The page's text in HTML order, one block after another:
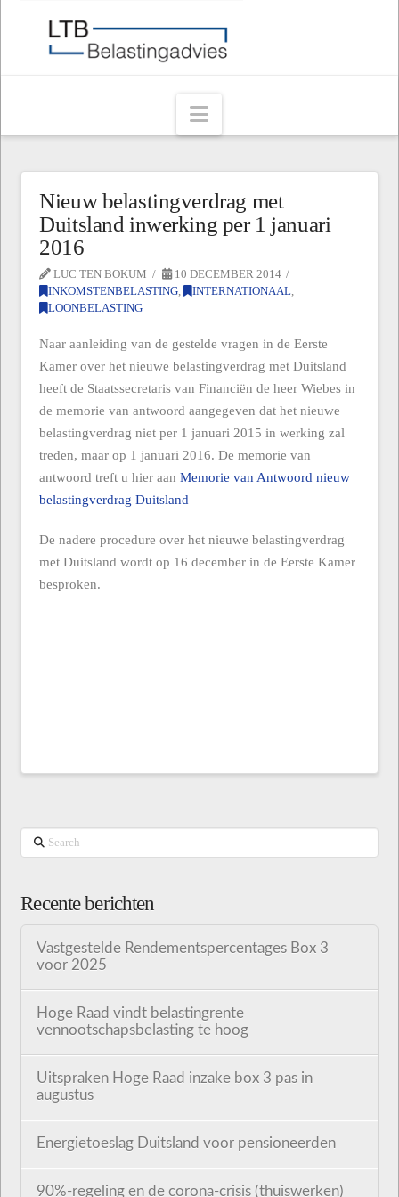
Navigation
Nieuw belastingverdrag met
Duitsland inwerking per 1 januari
2016
LUC TEN BOKUM
10 DECEMBER 2014
INKOMSTENBELASTING
INTERNATIONAAL
LOONBELASTING
Naar aanleiding van de gestelde vragen in de Eerste
Kamer over het nieuwe belastingverdrag met Duitsland
heeft de Staatssecretaris van Financiën de heer Wiebes in
de memorie van antwoord aangegeven dat het nieuwe
belastingverdrag niet per 1 januari 2015 in werking zal
treden, maar op 1 januari 2016. De memorie van
antwoord treft u hier aanMemorie van Antwoord nieuw
belastingverdrag Duitsland
De nadere procedure over het nieuwe belastingverdrag
met Duitsland wordt op 16 december in de Eerste Kamer
besproken.
Search
Recente berichten
Vastgestelde Rendementspercentages Box 3
voor 2025
Hoge Raad vindt belastingrente
vennootschapsbelasting te hoog
Uitspraken Hoge Raad inzake box 3 pas in
augustus
Energietoeslag Duitsland voor pensioneerden
90%-regeling en de corona-crisis (thuiswerken)